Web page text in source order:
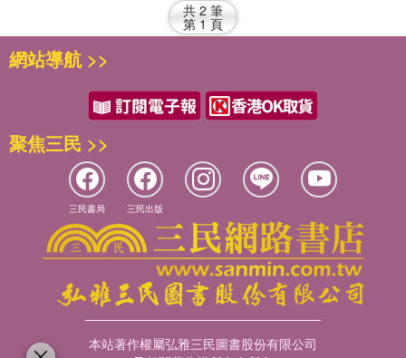
共 2 筆
第 1 頁
網站導航 >>
聚焦三民 >>
三民書局 三民出版
本站著作權屬弘雅三民圖書股份有限公司